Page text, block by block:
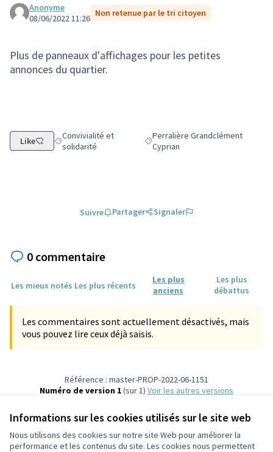
Informations sur les cookies utilisés sur le site web
Nous utilisons des cookies sur notre site Web pour améliorer la
performance et les contenus du site. Les cookies nous permettent
Anonyme
08/06/2022 11:26 Non retenue par le tri citoyen
Plus de panneaux d'affichages pour les petites
annonces du quartier.
Like Filtrer les résultats de la catégorie : Convivialité et
Convivialité et
solidarité
Filtrer les résultats pour le
Perralière Grandclément
Cyprian
Suivre Partager Signaler
0 commentaire
Les mieux notés Les plus récents
Les plus
anciens
Les plus
débattus
Les commentaires sont actuellement désactivés, mais
vous pouvez lire ceux déjà saisis.
Référence : master-PROP-2022-06-1151
Numéro de version 1(sur 1)
voir les autres versions
Conditions d'utilisation
Paramètres des cookies